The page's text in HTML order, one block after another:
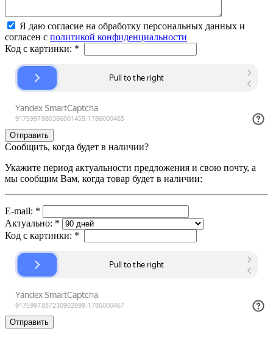
Я даю согласие на обработку персональных данных и
согласен с политикой конфиденциальности
Код с картинки: *
Сообщить, когда будет в наличии?
Укажите период актуальности предложения и свою почту, а
мы сообщим Вам, когда товар будет в наличии:
E-mail: *
Актуально: *
Код с картинки: *